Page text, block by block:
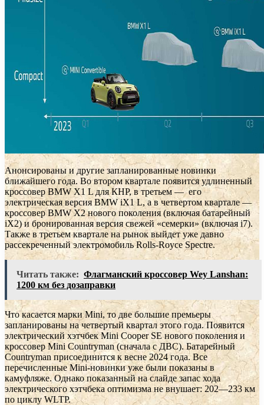
Анонсированы и другие запланированные новинки
ближайшего года. Во втором квартале появится удлиненный
кроссовер BMW X1 L для КНР, в третьем — его
электрическая версия BMW iX1 L, а в четвертом квартале —
кроссовер BMW X2 нового поколения (включая батарейный
iX2) и бронированная версия свежей «семерки» (включая i7).
Также в третьем квартале на рынок выйдет уже давно
рассекреченный электромобиль Rolls-Royce Spectre.
Читать также: Флагманский кроссовер Wey Lanshan:
1200 км без дозаправки
Что касается марки Mini, то две большие премьеры
запланированы на четвертый квартал этого года. Появится
электрический хэтчбек Mini Cooper SE нового поколения и
кроссовер Mini Countryman (сначала с ДВС). Батарейный
Countryman присоединится к весне 2024 года. Все
перечисленные Mini-новинки уже были показаны в
камуфляже. Однако показанный на слайде запас хода
электрического хэтчбека оптимизма не внушает: 202—233 км
по циклу WLTP.